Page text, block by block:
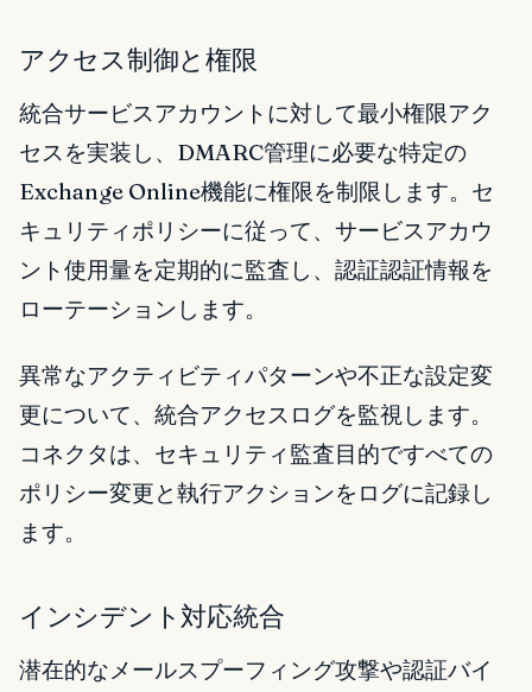
アクセス制御と権限
統合サービスアカウントに対して最小権限アク
セスを実装し、DMARC管理に必要な特定の
Exchange Online機能に権限を制限します。セ
キュリティポリシーに従って、サービスアカウ
ント使用量を定期的に監査し、認証認証情報を
ローテーションします。
異常なアクティビティパターンや不正な設定変
更について、統合アクセスログを監視します。
コネクタは、セキュリティ監査目的ですべての
ポリシー変更と執行アクションをログに記録し
ます。
インシデント対応統合
潜在的なメールスプーフィング攻撃や認証バイ